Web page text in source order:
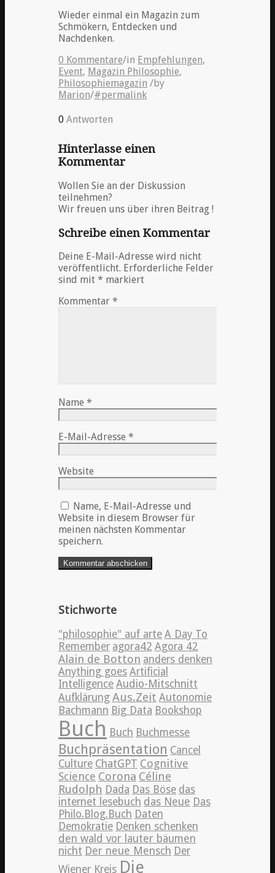
Wieder einmal ein Magazin zum
Schmökern, Entdecken und
Nachdenken.
0 Kommentare/in Empfehlungen,
Event, Magazin Philosophie,
Philosophiemagazin /by
Marion/#permalink
0 Antworten
Hinterlasse einen
Kommentar
Wollen Sie an der Diskussion
teilnehmen?
Wir freuen uns über ihren Beitrag !
Schreibe einen Kommentar
Deine E-Mail-Adresse wird nicht
veröffentlicht. Erforderliche Felder
sind mit * markiert
Kommentar *
Name *
E-Mail-Adresse *
Website
Name, E-Mail-Adresse und
Website in diesem Browser für
meinen nächsten Kommentar
speichern.
Stichworte
"philosophie" auf arte A Day To
Remember agora42 Agora 42
Alain de Botton anders denken
Anything goes Artificial
Intelligence Audio-Mitschnitt
Aufklärung Aus.Zeit Autonomie
Bachmann Big Data Bookshop
Buch Buch Buchmesse
Buchpräsentation Cancel
Culture ChatGPT Cognitive
Science Corona Céline
Rudolph Dada Das Böse das
internet lesebuch das Neue Das
Philo.Blog.Buch Daten
Demokratie Denken schenken
den wald vor lauter bäumen
nicht Der neue Mensch Der
Wiener Kreis Die